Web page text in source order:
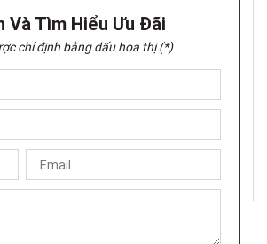
Và Tìm Hiểu Ưu Đãi
chỉ định bằng dấu hoa thị (*)